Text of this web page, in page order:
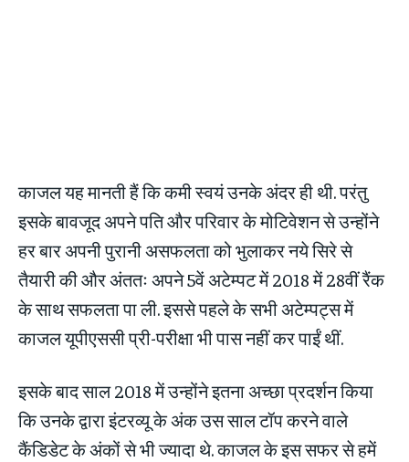
काजल यह मानती हैं कि कमी स्वयं उनके अंदर ही थी. परंतु
इसके बावजूद अपने पति और परिवार के मोटिवेशन से उन्होंने
हर बार अपनी पुरानी असफलता को भुलाकर नये सिरे से
तैयारी की और अंततः अपने 5वें अटेम्पट में 2018 में 28वीं रैंक
के साथ सफलता पा ली. इससे पहले के सभी अटेम्पट्स में
काजल यूपीएससी प्री-परीक्षा भी पास नहीं कर पाईं थीं.
इसके बाद साल 2018 में उन्होंने इतना अच्छा प्रदर्शन किया
कि उनके द्वारा इंटरव्यू के अंक उस साल टॉप करने वाले
कैंडिडेट के अंकों से भी ज्यादा थे. काजल के इस सफर से हमें